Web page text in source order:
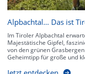
Alpbachtal… Das ist
Im Tiroler Alpbachtal
Majestätische Gipfel,
von den grünen
Geheimtipp für große und